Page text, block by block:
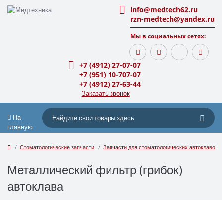
info@medtech62.ru
rzn-medtech@yandex.ru
Мы в социальных сетях:
+7 (4912) 27-07-07
+7 (951) 10-707-07
+7 (4912) 27-63-44
Заказать звонок
На
главную
Стоматологические запчасти Запчасти для стоматологических автоклавов
Металлический фильтр (грибок)
автоклава